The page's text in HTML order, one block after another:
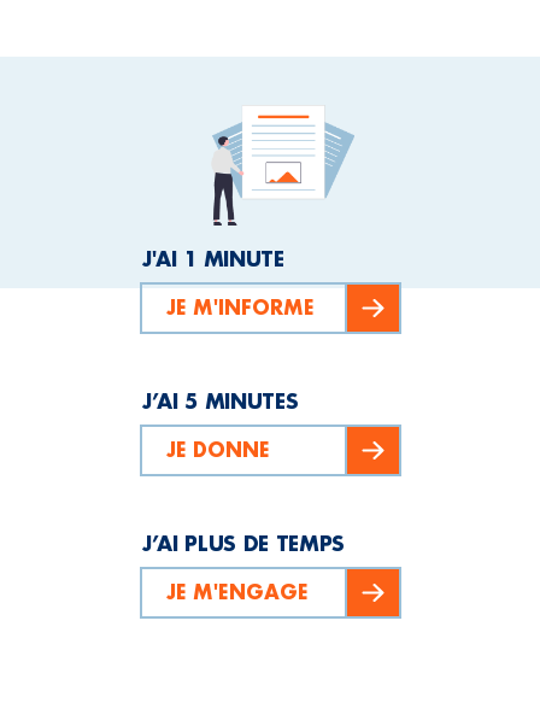
J'AI 1 MINUTE
JE M'INFORME
J’AI 5 MINUTES
JE DONNE
J’AI PLUS DE TEMPS
JE M'ENGAGE